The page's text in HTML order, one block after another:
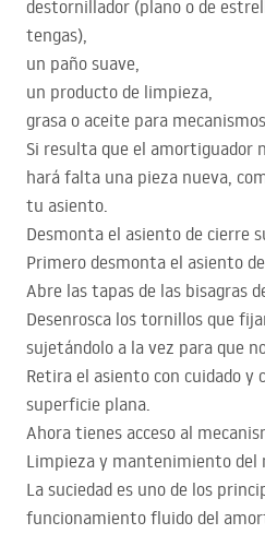
destornillador (plano o de
tengas),
un paño suave,
un producto de limpieza,
grasa o aceite para
Si resulta que el amortiguador
hará falta una pieza nueva,
tu asiento.
Desmonta el asiento de cierre
Primero desmonta el asiento
Abre las tapas de las bisagras
Desenrosca los tornillos que
sujetándolo a la vez para que
Retira el asiento con cuidado y
superficie plana.
Ahora tienes acceso al
Limpieza y mantenimiento del
La suciedad es uno de los
funcionamiento fluido del